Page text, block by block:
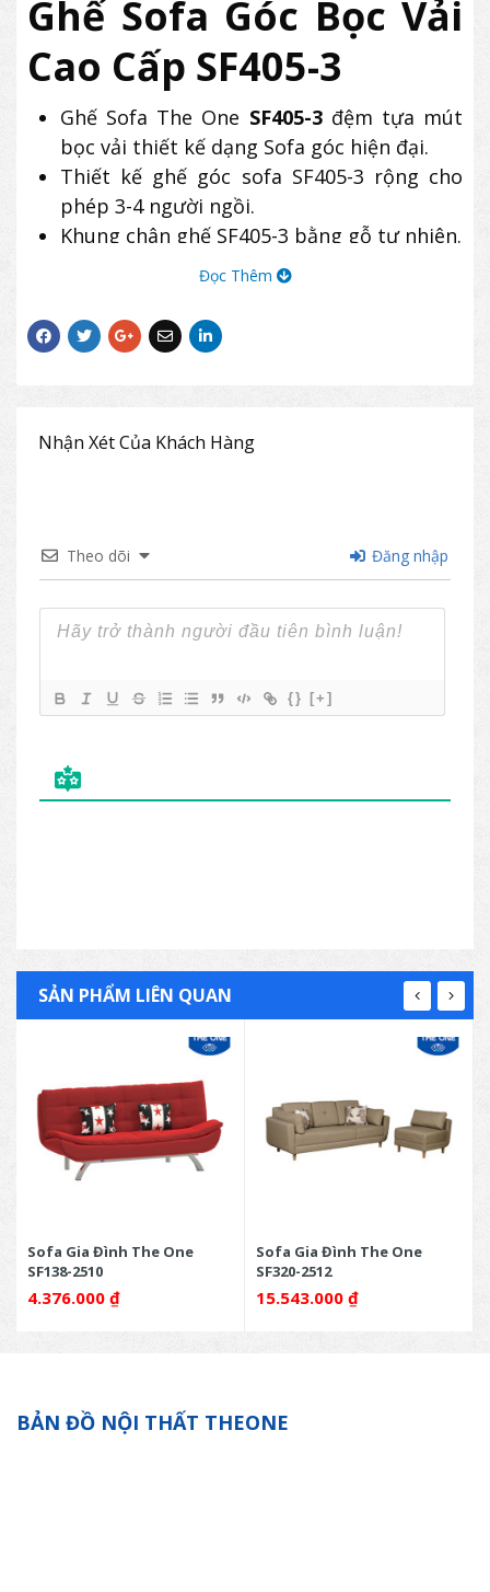
Ghế Sofa Góc Bọc Vải
Cao Cấp SF405-3
Ghế Sofa The One SF405-3đệm tựa mút
bọc vải thiết kế dạng Sofa góc hiện đại.
Thiết kế ghế góc sofa SF405-3 rộng cho
phép 3-4 người ngồi.
Khung chân ghế SF405-3 bằng gỗ tự nhiên.
Đọc Thêm
Nhận Xét Của Khách Hàng
Theo dõi Đăng nhập
{} [+]
SẢN PHẨM LIÊN QUAN
Sofa Gia Đình The One
SF138-2510
4.376.000 ₫
Sofa Gia Đình The One
SF320-2512
15.543.000 ₫
BẢN ĐỒ NỘI THẤT THEONE